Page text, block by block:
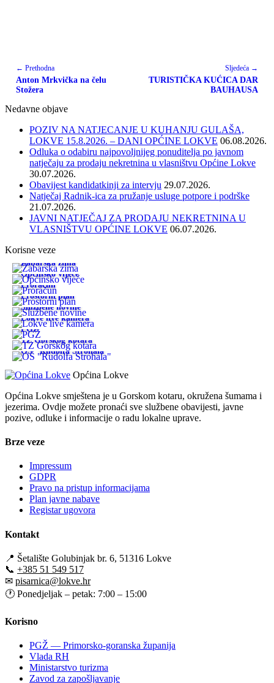
← Prethodna
Anton Mrkvička na čelu
Stožera
Sljedeća →
TURISTIČKA KUĆICA DAR
BAUHAUSA
Nedavne objave
POZIV NA NATJECANJE U KUHANJU GULAŠA,
LOKVE 15.8.2026. – DANI OPĆINE LOKVE 06.08.2026.
Odluka o odabiru najpovoljnijeg ponuditelja po javnom
natječaju za prodaju nekretnina u vlasništvu Općine Lokve
30.07.2026.
Obavijest kandidatkinji za intervju 29.07.2026.
Natječaj Radnik-ica za pružanje usluge potpore i podrške
21.07.2026.
JAVNI NATJEČAJ ZA PRODAJU NEKRETNINA U
VLASNIŠTVU OPĆINE LOKVE 06.07.2026.
Korisne veze
Žabarska zima
Općinsko vijeće
Proračun
Prostorni plan
Službene novine
Lokve live kamera
PGŽ
TZ Gorskog kotara
OŠ "Rudolfa Strohala"
Općina Lokve
Općina Lokve smještena je u Gorskom kotaru, okružena šumama i
jezerima. Ovdje možete pronaći sve službene obavijesti, javne
pozive, odluke i informacije o radu lokalne uprave.
Brze veze
Impressum
GDPR
Pravo na pristup informacijama
Plan javne nabave
Registar ugovora
Kontakt
📍 Šetalište Golubinjak br. 6, 51316 Lokve
📞 +385 51 549 517
✉ pisarnica@lokve.hr
🕐 Ponedjeljak – petak: 7:00 – 15:00
Korisno
PGŽ — Primorsko-goranska županija
Vlada RH
Ministarstvo turizma
Zavod za zapošljavanje